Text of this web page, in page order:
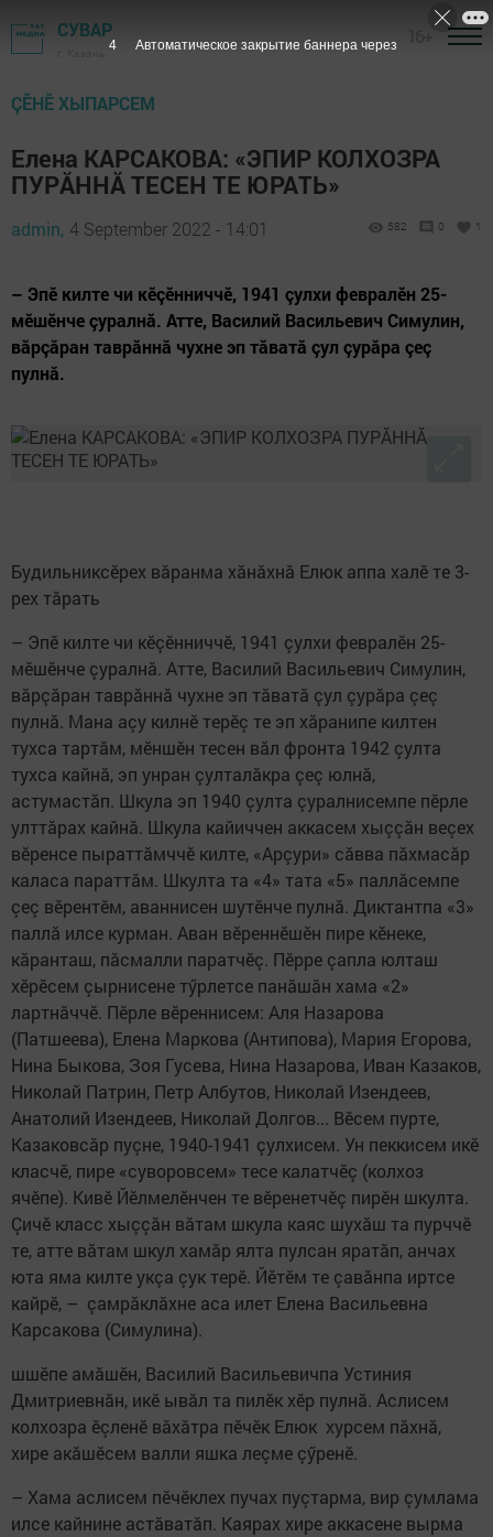
СУВАР
ÇӖНӖ ХЫПАРСЕМ
Елена КАРСАКОВА: «ЭПИР КОЛХОЗРА
ПУРĂННĂ ТЕСЕН ТЕ ЮРАТЬ»
admin, 4 September 2022 - 14:01 582 0 1
– Эпӗ килте чи кӗçӗнниччӗ, 1941 çулхи февралӗн 25-
мӗшӗнче çуралнă. Атте, Василий Васильевич Симулин,
вăрçăран таврăннă чухне эп тăватă çул çурăра çеç
пулнă.
Будильниксӗрех вăранма хăнăхнă Елюк аппа халӗ те 3-
рех тăрать
– Эпӗ килте чи кӗçӗнниччӗ, 1941 çулхи февралӗн 25-
мӗшӗнче çуралнă. Атте, Василий Васильевич Симулин,
вăрçăран таврăннă чухне эп тăватă çул çурăра çеç
пулнă. Мана аçу килнӗ терӗç те эп хăранипе килтен
тухса тартăм, мӗншӗн тесен вăл фронта 1942 çулта
тухса кайнă, эп унран çулталăкра çеç юлнă,
астумастăп. Шкула эп 1940 çулта çуралнисемпе пӗрле
улттăрах кайнă. Шкула кайиччен аккасем хыççăн веçех
вӗренсе пыраттăмччӗ килте, «Арçури» сăвва пăхмасăр
каласа параттăм. Шкулта та «4» тата «5» паллăсемпе
çеç вӗрентӗм, аваннисен шутӗнче пулнă. Диктантпа «3»
паллă илсе курман. Аван вӗреннӗшӗн пире кӗнеке,
кăранташ, пăсмалли паратчӗç. Пӗрре çапла юлташ
хӗрӗсем çырнисене тӳрлетсе панăшăн хама «2»
лартнăччӗ. Пӗрле вӗреннисем: Аля Назарова
(Патшеева), Елена Маркова (Антипова), Мария Егорова,
Нина Быкова, Зоя Гусева, Нина Назарова, Иван Казаков,
Николай Патрин, Петр Албутов, Николай Изендеев,
Анатолий Изендеев, Николай Долгов... Вӗсем пурте,
Казаковсăр пуçне, 1940-1941 çулхисем. Ун пеккисем икӗ
класчӗ, пире «суворовсем» тесе калатчӗç (колхоз
ячӗпе). Кивӗ Йӗлмелӗнчен те вӗренетчӗç пирӗн шкулта.
Çичӗ класс хыççăн вăтам шкула каяс шухăш та пурччӗ
те, атте вăтам шкул хамăр ялта пулсан яратăп, анчах
юта яма килте укçа çук терӗ. Йӗтӗм те çавăнпа иртсе
кайрӗ, – çамрăклăхне аса илет Елена Васильевна
Карсакова (Симулина).
шшӗпе амăшӗн, Василий Васильевичпа Устиния
Дмитриевнăн, икӗ ывăл та пилӗк хӗр пулнă. Аслисем
колхозра ӗçленӗ вăхăтра пӗчӗк Елюк хурсем пăхнă,
хире акăшӗсем валли яшка леçме çӳренӗ.
– Хама аслисем пӗчӗклех пучах пуçтарма, вир çумлама
илсе кайнине астăватăп. Каярах хире аккасене вырма
3 Автоматическое закрытие баннера через